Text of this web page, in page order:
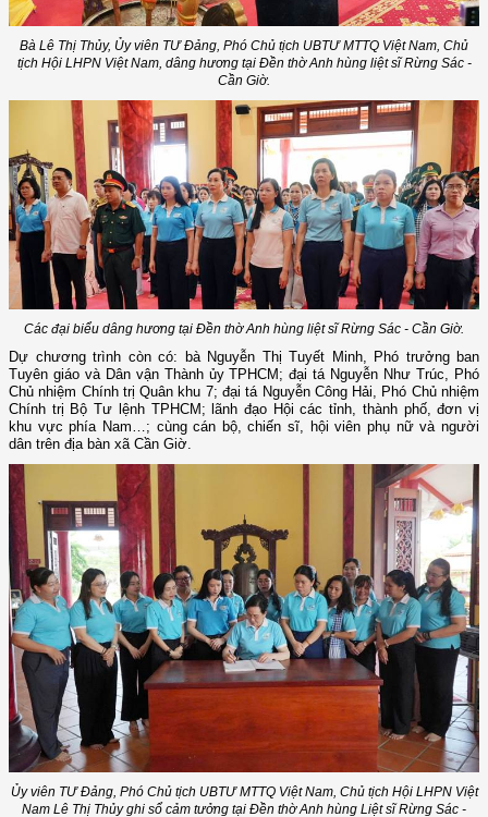
Bà Lê Thị Thủy, Ủy viên TƯ Đảng, Phó Chủ tịch UBTƯ MTTQ Việt Nam, Chủ
tịch Hội LHPN Việt Nam, dâng hương tại Đền thờ Anh hùng liệt sĩ Rừng Sác -
Cần Giờ.
Các đại biểu dâng hương tại Đền thờ Anh hùng liệt sĩ Rừng Sác - Cần Giờ.
Dự chương trình còn có: bà Nguyễn Thị Tuyết Minh, Phó trưởng ban
Tuyên giáo và Dân vận Thành ủy TPHCM; đại tá Nguyễn Như Trúc, Phó
Chủ nhiệm Chính trị Quân khu 7; đại tá Nguyễn Công Hải, Phó Chủ nhiệm
Chính trị Bộ Tư lệnh TPHCM; lãnh đạo Hội các tỉnh, thành phố, đơn vị
khu vực phía Nam…; cùng cán bộ, chiến sĩ, hội viên phụ nữ và người
dân trên địa bàn xã Cần Giờ.
Ủy viên TƯ Đảng, Phó Chủ tịch UBTƯ MTTQ Việt Nam, Chủ tịch Hội LHPN Việt
Nam Lê Thị Thủy ghi sổ cảm tưởng tại Đền thờ Anh hùng Liệt sĩ Rừng Sác -